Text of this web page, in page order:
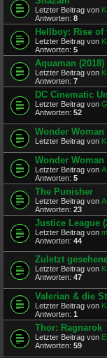
Letzter Beitrag von
Antworten: 8
Hellboy: Rise of
Letzter Beitrag von
Antworten: 5
Aquaman (2018)
Letzter Beitrag von
Antworten: 7
DC Cinematic
Letzter Beitrag von
Antworten: 52
Wonder Woman
Letzter Beitrag von
Wonder Woman
Letzter Beitrag von
Antworten: 5
The Punisher
Letzter Beitrag von
Antworten: 23
Justice League
Letzter Beitrag von
Antworten: 44
Zuletzt
Letzter Beitrag von
Antworten: 47
Valerian & die
Letzter Beitrag von
Antworten: 1
Thor: Ragnarok
Letzter Beitrag von
Antworten: 59